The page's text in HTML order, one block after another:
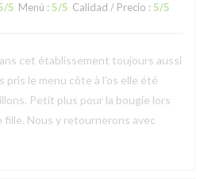
/5 Menú : 5/5 Calidad / Precio : 5/5
cet établissement toujours aussi
pris le menu côte à l’os elle été
Petit plus pour la bougie lors
fille. Nous y retournerons avec